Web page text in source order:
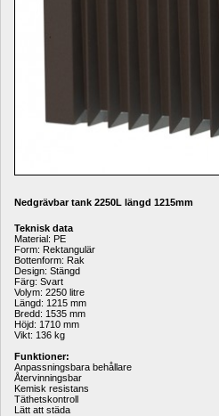
Nedgrävbar tank 2250L längd 1215mm
Teknisk data
Material: PE
Form: Rektangulär
Bottenform: Rak
Design: Stängd
Färg: Svart
Volym: 2250 litre
Längd: 1215 mm
Bredd: 1535 mm
Höjd: 1710 mm
Vikt: 136 kg
Funktioner:
Anpassningsbara behållare
Återvinningsbar
Kemisk resistans
Täthetskontroll
Lätt att städa